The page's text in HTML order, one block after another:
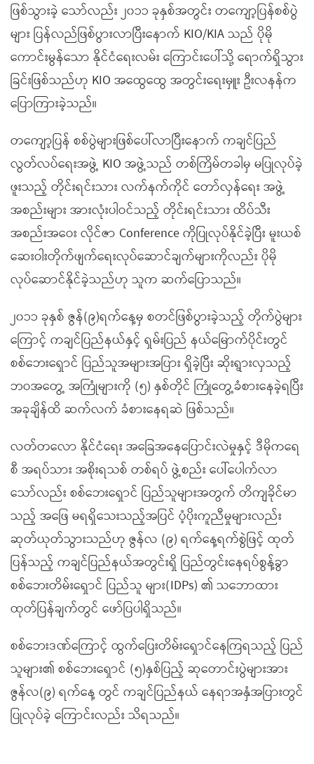
ဖြစ်သွားခဲ့ သော်လည်း ၂၀၁၁ ခုနှစ်အတွင်း တကျော့ပြန်စစ်ပွဲ
များ ပြန်လည်ဖြစ်ပွားလာပြီးနောက် KIO/KIA သည် ပိုမို
ကောင်းမွန်သော နိုင်ငံရေးလမ်း ကြောင်းပေါ်သို့ ရောက်ရှိသွား
ခြင်းဖြစ်သည်ဟု KIO အထွေထွေ အတွင်းရေးမှူး ဦးလနန်က
ပြောကြားခဲ့သည်။
တကျော့ပြန် စစ်ပွဲများဖြစ်ပေါ်လာပြီးနောက် ကချင်ပြည်
လွတ်လပ်ရေးအဖွဲ့ KIO အဖွဲ့သည် တစ်ကြိမ်တခါမှ မပြုလုပ်ခဲ့
ဖူးသည့် တိုင်းရင်းသား လက်နက်ကိုင် တော်လှန်ရေး အဖွဲ့
အစည်းများ အားလုံးပါဝင်သည့် တိုင်းရင်းသား ထိပ်သီး
အစည်းအဝေး လိုင်ဇာ Conference ကိုပြုလုပ်နိုင်ခဲ့ပြီး မူးယစ်
ဆေးဝါးတိုက်ဖျက်ရေးလုပ်ဆောင်ချက်များကိုလည်း ပိုမို
လုပ်ဆောင်နိုင်ခဲ့သည်ဟု သူက ဆက်ပြောသည်။
၂၀၁၁ ခုနှစ် ဇွန်(၉)ရက်နေ့မှ စတင်ဖြစ်ပွားခဲ့သည့် တိုက်ပွဲများ
ကြောင့် ကချင်ပြည်နယ်နှင့် ရှမ်းပြည် နယ်မြောက်ပိုင်းတွင်
စစ်ဘေးရှောင် ပြည်သူအများအပြား ရှိခဲ့ပြီး ဆိုးရွားလှသည့်
ဘဝအတွေ့ အကြုံများကို (၅) နှစ်တိုင် ကြုံတွေ့ခံစားနေခဲ့ရပြီး
အခုချိန်ထိ ဆက်လက် ခံစားနေရဆဲ ဖြစ်သည်။
လတ်တလော နိုင်ငံရေး အခြေအနေပြောင်းလဲမှုနှင့် ဒီမိုကရေ
စီ အရပ်သား အစိုးရသစ် တစ်ရပ် ဖွဲ့စည်း ပေါ်ပေါက်လာ
သော်လည်း စစ်ဘေးရှောင် ပြည်သူများအတွက် တိကျခိုင်မာ
သည့် အဖြေ မရရှိသေးသည့်အပြင် ပံ့ပိုးကူညီမှုများလည်း
ဆုတ်ယုတ်သွားသည်ဟု ဇွန်လ (၉) ရက်နေ့ရက်စွဲဖြင့် ထုတ်
ပြန်သည့် ကချင်ပြည်နယ်အတွင်းရှိ ပြည်တွင်းနေရပ်စွန့်ခွာ
စစ်ဘေးတိမ်းရှောင် ပြည်သူ များ(IDPs) ၏ သဘောထား
ထုတ်ပြန်ချက်တွင် ဖော်ပြပါရှိသည်။
စစ်ဘေးဒဏ်ကြောင့် ထွက်ပြေးတိမ်းရှောင်နေကြရသည့် ပြည်
သူများ၏ စစ်ဘေးရှောင် (၅)နှစ်ပြည့် ဆုတောင်းပွဲများအား
ဇွန်လ(၉) ရက်နေ့ တွင် ကချင်ပြည်နယ် နေရာအနှံအပြားတွင်
ပြုလုပ်ခဲ့ ကြောင်းလည်း သိရသည်။